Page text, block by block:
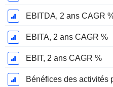
EBITDA, 2 ans CAGR
EBITA, 2 ans CAGR %
EBIT, 2 ans CAGR %